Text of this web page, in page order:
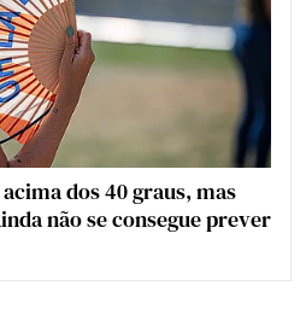
dos 40 graus, mas
não se consegue prever